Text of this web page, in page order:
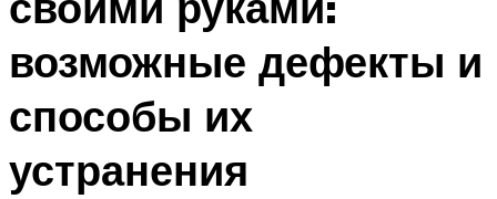
возможные дефекты и
способы их
устранения